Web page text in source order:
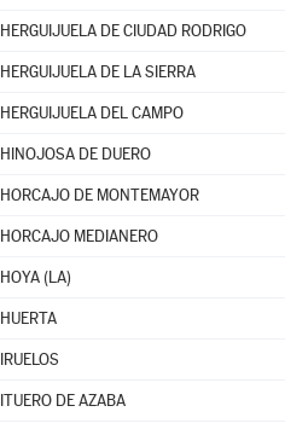
HERGUIJUELA DE CIUDAD RODRIGO
HERGUIJUELA DE LA SIERRA
HERGUIJUELA DEL CAMPO
HINOJOSA DE DUERO
HORCAJO DE MONTEMAYOR
HORCAJO MEDIANERO
HOYA (LA)
HUERTA
IRUELOS
ITUERO DE AZABA